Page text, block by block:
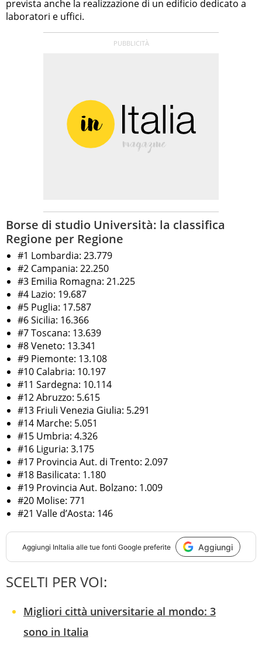
prevista anche la realizzazione di un edificio dedicato a
laboratori e uffici.
Borse di studio Università: la classifica
Regione per Regione
#1 Lombardia: 23.779
#2 Campania: 22.250
#3 Emilia Romagna: 21.225
#4 Lazio: 19.687
#5 Puglia: 17.587
#6 Sicilia: 16.366
#7 Toscana: 13.639
#8 Veneto: 13.341
#9 Piemonte: 13.108
#10 Calabria: 10.197
#11 Sardegna: 10.114
#12 Abruzzo: 5.615
#13 Friuli Venezia Giulia: 5.291
#14 Marche: 5.051
#15 Umbria: 4.326
#16 Liguria: 3.175
#17 Provincia Aut. di Trento: 2.097
#18 Basilicata: 1.180
#19 Provincia Aut. Bolzano: 1.009
#20 Molise: 771
#21 Valle d’Aosta: 146
Aggiungi InItalia alle tue fonti Google preferite Aggiungi
SCELTI PER VOI:
Migliori città universitarie al mondo: 3
sono in Italia